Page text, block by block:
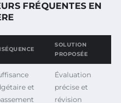
FRÉQUENTES EN
SOLUTION
PROPOSÉE
et
Évaluation
précise et
révision